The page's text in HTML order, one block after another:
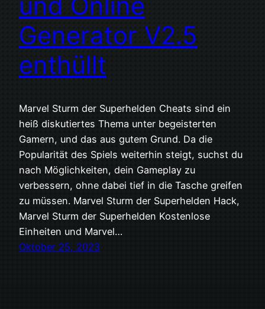
Generator V2.5
enthüllt
Marvel Sturm der Superhelden Cheats sind ein
heiß diskutiertes Thema unter begeisterten
Gamern, und das aus gutem Grund. Da die
Popularität des Spiels weiterhin steigt, suchst du
nach Möglichkeiten, dein Gameplay zu
verbessern, ohne dabei tief in die Tasche greifen
zu müssen. Marvel Sturm der Superhelden Hack,
Marvel Sturm der Superhelden Kostenlose
Einheiten und Marvel…
Oktober 25, 2023